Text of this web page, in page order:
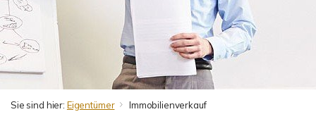
Sie sind hier: Eigentümer Immobilienverkauf